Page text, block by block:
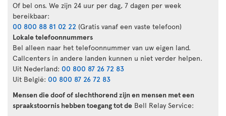
Of bel ons. We zijn 24 uur per dag, 7 dagen per week
bereikbaar:
00 800 88 81 02 22 (Gratis vanaf een vaste telefoon)
Lokale telefoonnummers
Bel alleen naar het telefoonnummer van uw eigen land.
Callcenters in andere landen kunnen u niet verder helpen.
Uit Nederland: 00 800 87 26 72 83
Uit België: 00 800 87 26 72 83
Mensen die doof of slechthorend zijn en mensen met een
spraakstoornis hebben toegang tot de Bell Relay Service: